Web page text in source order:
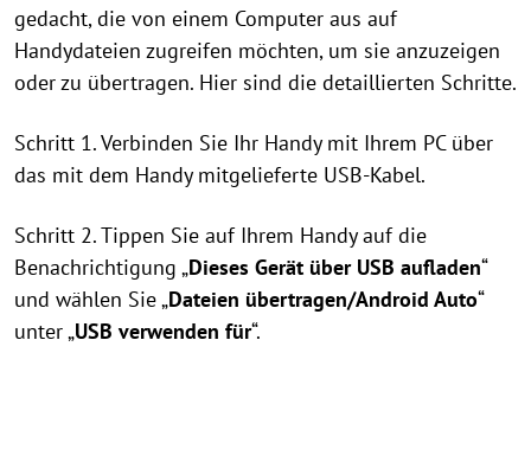
gedacht, die von einem Computer aus auf
Handydateien zugreifen möchten, um sie anzuzeigen
oder zu übertragen. Hier sind die detaillierten Schritte.
Schritt 1. Verbinden Sie Ihr Handy mit Ihrem PC über
das mit dem Handy mitgelieferte USB-Kabel.
Schritt 2. Tippen Sie auf Ihrem Handy auf die
Benachrichtigung „Dieses Gerät über USB aufladen“
und wählen Sie „Dateien übertragen/Android Auto“
unter „USB verwenden für“.